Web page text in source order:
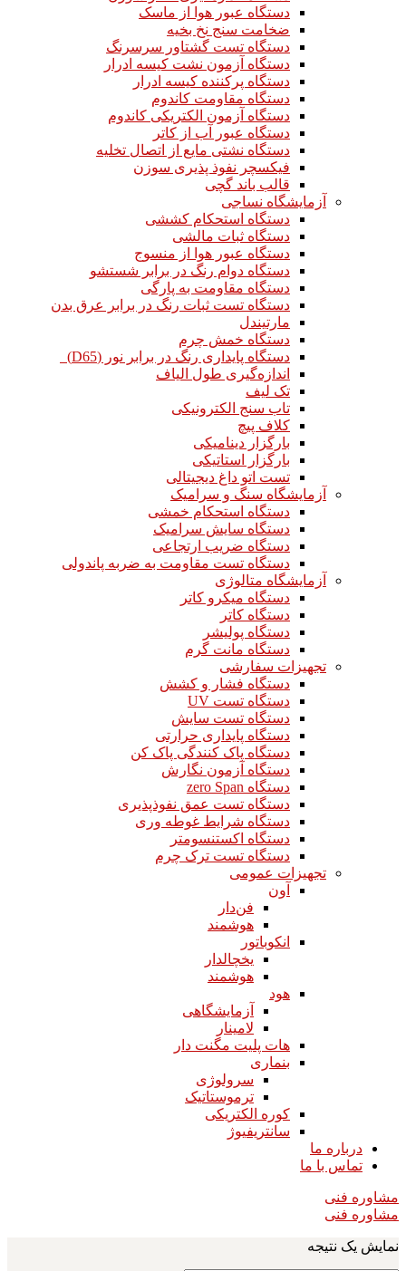
دستگاه عبور هوا از ماسک
ضخامت سنج نخ بخیه
دستگاه تست گشتاور سرسرنگ
دستگاه آزمون نشت کیسه ادرار
دستگاه پرکننده کیسه ادرار
دستگاه مقاومت کاندوم
دستگاه آزمون الکتریکی کاندوم
دستگاه عبور آب از کاتر
دستگاه نشتی مایع از اتصال تخلیه
فیکسچر نفوذ پذیری سوزن
قالب باند گچی
آزمایشگاه نساجی
دستگاه استحکام کششی
دستگاه ثبات مالشی
دستگاه عبور هوا از منسوج
دستگاه دوام رنگ در برابر شستشو
دستگاه مقاومت به پارگی
دستگاه تست ثبات رنگ در برابر عرق بدن
مارتیندل
دستگاه خمش چرم
دستگاه پایداری رنگ در برابر نور (D65)
اندازه‌گیری طول الیاف
تک لیف
تاب سنج الکترونیکی
کلاف پیچ
بارگزار دینامیکی
بارگزار استاتیکی
تست اتو داغ دیجیتالی
آزمایشگاه سنگ و سرامیک
دستگاه استحکام خمشی
دستگاه سایش سرامیک
دستگاه ضریب ارتجاعی
دستگاه تست مقاومت به ضربه پاندولی
آزمایشگاه متالوژی
دستگاه میکرو کاتر
دستگاه کاتر
دستگاه پولیشر
دستگاه مانت گرم
تجهیزات سفارشی
دستگاه فشار و کشش
دستگاه تست UV
دستگاه تست سایش
دستگاه پایداری حرارتی
دستگاه پاک کنندگی پاک کن
دستگاه آزمون نگارش
دستگاه zero Span
دستگاه تست عمق نفوذپذیری
دستگاه شرایط غوطه وری
دستگاه اکستنسومتر
دستگاه تست ترک چرم
تجهیزات عمومی
آون
فن‌دار
هوشمند
انکوباتور
یخچالدار
هوشمند
هود
آزمایشگاهی
لامینار​​​​​​​
هات پلیت مگنت دار​​​​​​​
بنماری
سرولوژی
ترموستاتیک
کوره الکتریکی
سانتریفیوژ
درباره ما
تماس با ما
مشاوره فنی
مشاوره فنی
نمایش یک نتیجه